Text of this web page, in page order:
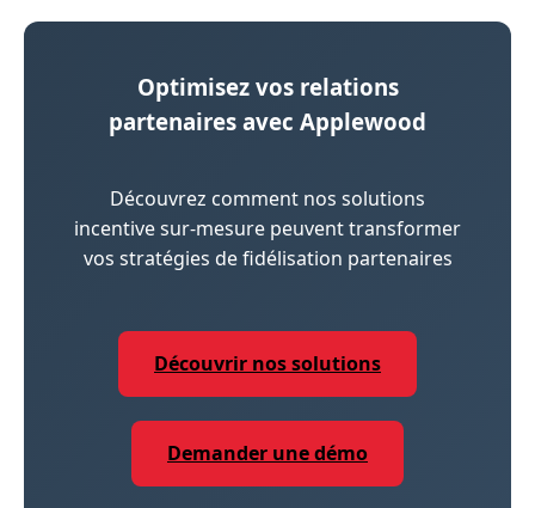
Optimisez vos relations
partenaires avec Applewood
Découvrez comment nos solutions
incentive sur-mesure peuvent transformer
vos stratégies de fidélisation partenaires
Découvrir nos solutions
Demander une démo